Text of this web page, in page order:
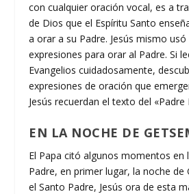
con cualquier oración vocal, es a
de Dios que el Espíritu Santo
a orar a su Padre. Jesús mismo
expresiones para orar al Padre. Si
Evangelios cuidadosamente,
expresiones de oración que
Jesús recuerdan el texto del «Padre
EN LA NOCHE DE
El Papa citó algunos momentos en
Padre, en primer lugar, la noche de
el Santo Padre, Jesús ora de esta